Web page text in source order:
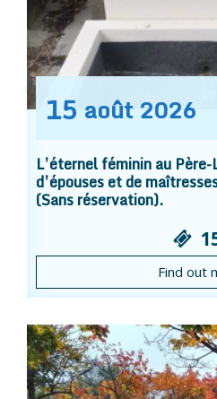
15 août 2026
L’éternel féminin au
d’épouses et de
(Sans réservation).
Find out